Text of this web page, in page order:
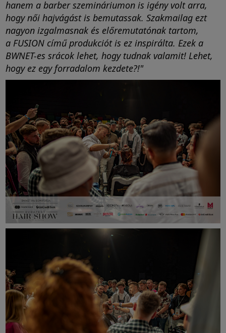
hanem a barber szemináriumon is igény volt arra,
hogy női hajvágást is bemutassak. Szakmailag ezt
nagyon izgalmasnak és előremutatónak tartom,
a FUSION című produkciót is ez inspirálta. Ezek a
BWNET-es srácok lehet, hogy tudnak valamit! Lehet,
hogy ez egy forradalom kezdete?!"